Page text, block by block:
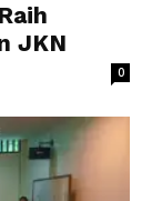
JKN
0